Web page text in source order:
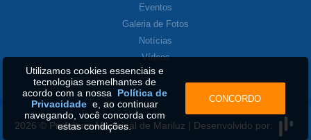
Eventos
Galeria de Fotos
Notícias
Vídeos
2026 © Prefeitura Municipal de Mariluz | Desenvolvido por:
Utilizamos cookies essenciais e
tecnologias semelhantes de
acordo com a nossa Política de
Privacidadee, ao continuar
navegando, você concorda com
estas condições.
CONCORDO